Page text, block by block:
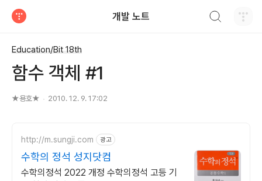
개발 노트
Education/Bit 18th
함수 객체 #1
★용호★ 2010. 12. 9. 17:02
http://m.sungji.com 광고
수학의 정석 성지닷컴
수학의정석 2022 개정 수학의정석 고등 기